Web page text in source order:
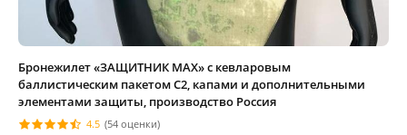
Бронежилет «ЗАЩИТНИК МАХ» с кевларовым
баллистическим пакетом C2, капами и дополнительными
элементами защиты, производство Россия
4.5 (54 оценки)